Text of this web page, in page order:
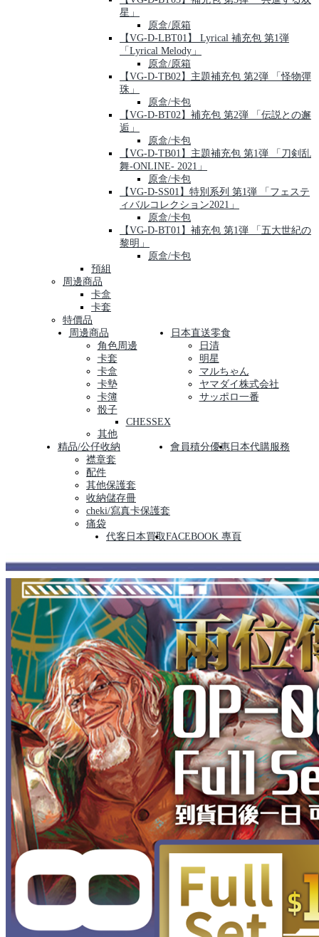
星」
原盒/原箱
【VG-D-LBT01】 Lyrical 補充包 第1弾
「Lyrical Melody」
原盒/原箱
【VG-D-TB02】主題補充包 第2弾 「怪物彈
珠」
原盒/卡包
【VG-D-BT02】補充包 第2弾 「伝説との邂
逅」
原盒/卡包
【VG-D-TB01】主題補充包 第1弾 「刀剣乱
舞-ONLINE- 2021」
原盒/卡包
【VG-D-SS01】特別系列 第1弾 「フェステ
ィバルコレクション2021」
原盒/卡包
【VG-D-BT01】補充包 第1弾 「五大世紀の
黎明」
原盒/卡包
預組
周邊商品
卡盒
卡套
特價品
周邊商品
角色周邊
卡套
卡盒
卡墊
卡簿
骰子
CHESSEX
其他
日本直送零食
日清
明星
マルちゃん
ヤマダイ株式会社
サッポロ一番
精品/公仔收納
襟章套
配件
其他保護套
收納儲存冊
cheki/寫真卡保護套
痛袋
會員積分優惠 日本代購服務
代客日本買取FACEBOOK 專頁